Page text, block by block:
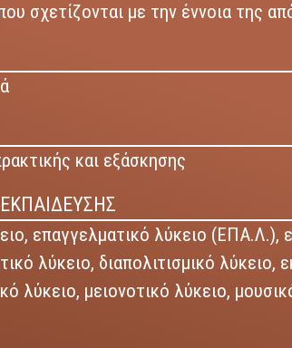
σχετίζονται με την έννοια της
και εξάσκησης
επαγγελματικό λύκειο (ΕΠΑ.Λ.),
λύκειο, διαπολιτισμικό λύκειο,
λύκειο, μειονοτικό λύκειο,